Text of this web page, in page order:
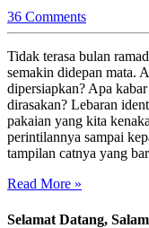
36 Comments
Tidak terasa bulan
semakin didepan mata.
dipersiapkan? Apa
dirasakan? Lebaran
pakaian yang kita
perintilannya sampai
tampilan catnya yang
Read More »
Selamat Datang,